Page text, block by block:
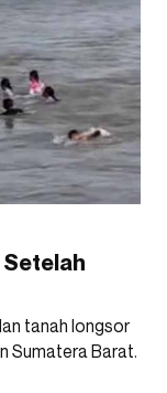
Setelah
tanah longsor
Sumatera Barat.